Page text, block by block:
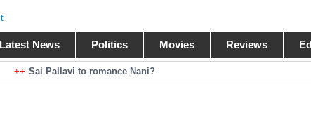
Latest News Politics Movies Reviews
Sai Pallavi to romance Nani?
Kiara Advani to romance Pawan Kalyan